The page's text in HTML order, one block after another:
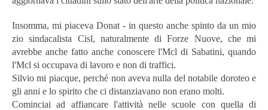
Insomma, mi piaceva Donat - in questo anche spinto da un mio
zio sindacalista Cisl, naturalmente di Forze Nuove, che mi
avrebbe anche fatto anche conoscere l'Mcl di Sabatini, quando
l'Mcl si occupava di lavoro e non di traffici.
Silvio mi piacque, perché non aveva nulla del notabile doroteo e
gli anni e lo spirito che ci distanziavano non erano molti.
Cominciai ad affiancare l'attività nelle scuole con quella di